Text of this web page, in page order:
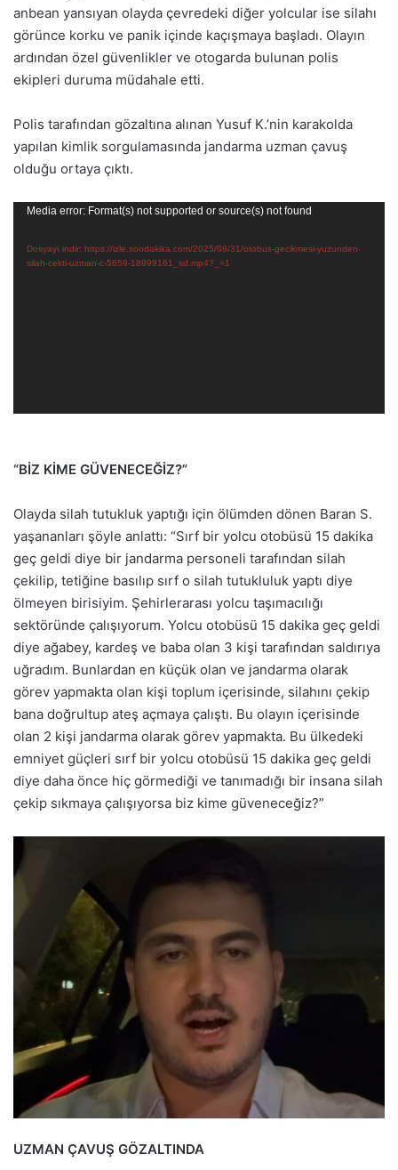
anbean yansıyan olayda çevredeki diğer yolcular ise silahı
görünce korku ve panik içinde kaçışmaya başladı. Olayın
ardından özel güvenlikler ve otogarda bulunan polis
ekipleri duruma müdahale etti.
Polis tarafından gözaltına alınan Yusuf K.’nin karakolda
yapılan kimlik sorgulamasında jandarma uzman çavuş
olduğu ortaya çıktı.
Video
Media error: Format(s) not supported or source(s) not found
Dosyayı indir: https://izle.sondakika.com/2025/08/31/otobus-gecikmesi-yuzunden-
silah-cekti-uzman-c-5659-18999161_sd.mp4?_=1
“BİZ KİME GÜVENECEĞİZ?”
Olayda silah tutukluk yaptığı için ölümden dönen Baran S.
yaşananları şöyle anlattı: “Sırf bir yolcu otobüsü 15 dakika
geç geldi diye bir jandarma personeli tarafından silah
çekilip, tetiğine basılıp sırf o silah tutukluluk yaptı diye
ölmeyen birisiyim. Şehirlerarası yolcu taşımacılığı
sektöründe çalışıyorum. Yolcu otobüsü 15 dakika geç geldi
diye ağabey, kardeş ve baba olan 3 kişi tarafından saldırıya
uğradım. Bunlardan en küçük olan ve jandarma olarak
görev yapmakta olan kişi toplum içerisinde, silahını çekip
bana doğrultup ateş açmaya çalıştı. Bu olayın içerisinde
olan 2 kişi jandarma olarak görev yapmakta. Bu ülkedeki
emniyet güçleri sırf bir yolcu otobüsü 15 dakika geç geldi
diye daha önce hiç görmediği ve tanımadığı bir insana silah
çekip sıkmaya çalışıyorsa biz kime güveneceğiz?”
UZMAN ÇAVUŞ GÖZALTINDA